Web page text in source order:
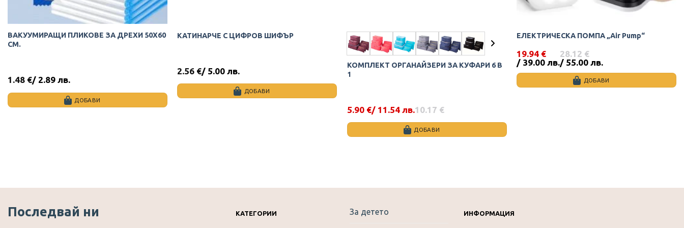
ВАКУУМИРАЩИ ПЛИКОВЕ ЗА ДРЕХИ 50Х60
СМ.
1.48 €/ 2.89 лв.
ДОБАВИ
КАТИНАРЧЕ С ЦИФРОВ ШИФЪР
2.56 €/ 5.00 лв.
ДОБАВИ
КОМПЛЕКТ ОРГАНАЙЗЕРИ ЗА КУФАРИ 6 В
1
10.17 €
Original
price
10.17 €.
5.90 €
Текущата
цена
5.90 €.
/ 11.54 лв.
ДОБАВИ
variants.
options
ЕЛЕКТРИЧЕСКА ПОМПА „Air Pump“
28.12 €
/ 55.00 лв.
Original
price
was:
28.12 €
19.94 €
/ 39.00 лв.
Текущата
цена
е:
19.94 €
ДОБАВИ
Последвай ни КАТЕГОРИИ За детето ИНФОРМАЦИЯ